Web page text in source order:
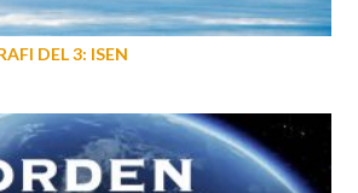
DEL 3: ISEN